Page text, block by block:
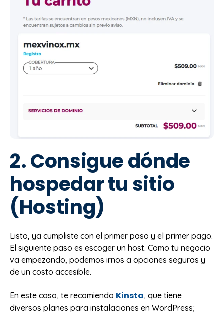
2. Consigue dónde
hospedar tu sitio
(Hosting)
Listo, ya cumpliste con el primer paso y el primer pago.
El siguiente paso es escoger un host. Como tu negocio
va empezando, podemos irnos a opciones seguras y
de un costo accesible.
En este caso, te recomiendo Kinsta, que tiene
diversos planes para instalaciones en WordPress;